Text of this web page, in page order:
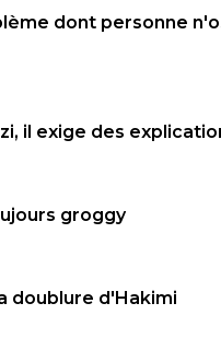
dont personne
il exige des
groggy
doublure d'Hakimi